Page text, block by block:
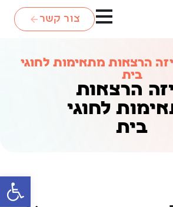
פתח
צור קשר
הרצאות מתאימות לחוגי
בית
הרצאות
לחוגי
בית